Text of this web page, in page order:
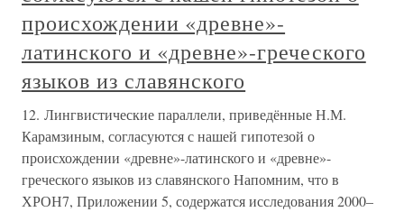
происхождении «древне»-
латинского и «древне»-греческого
языков из славянского
12. Лингвистические параллели, приведённые Н.М.
Карамзиным, согласуются с нашей гипотезой о
происхождении «древне»-латинского и «древне»-
греческого языков из славянского Напомним, что в
ХРОН7, Приложении 5, содержатся исследования 2000–